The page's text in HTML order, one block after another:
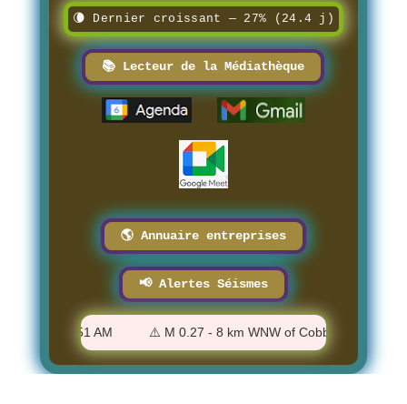
🌘 Dernier croissant — 27% (24.4 j)
📚 Lecteur de la Médiathèque
🌎 Annuaire entreprises
📢 Alertes Séismes
- 3:36:51 AM ⚠️ M 0.27 - 8 km WNW of Cobb, CA - 3:36:22